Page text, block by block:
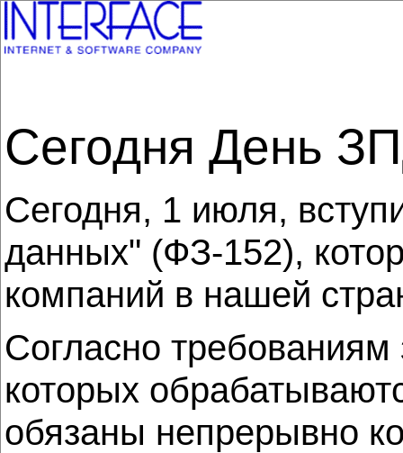
Сегодня День
Сегодня, 1 июля,
данных" (ФЗ-152),
компаний в нашей
Согласно требованиям
которых
обязаны непрерывно